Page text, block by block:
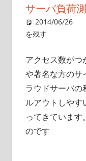
サーバ負荷
2014/06/26
を残す
アクセス数がつ
や著名な方のサ
ラウドサーバの
ルアウトしやす
ってきています
のです